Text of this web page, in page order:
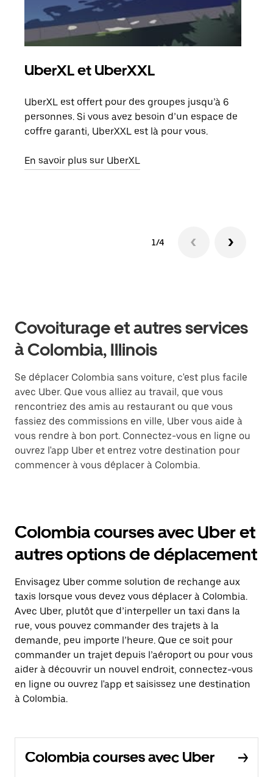
UberXL et UberXXL
UberXL est offert pour des groupes jusqu’à 6
personnes. Si vous avez besoin d’un espace de
coffre garanti, UberXXL est là pour vous.
En savoir plus sur UberXL
1/4
Covoiturage et autres services
à Colombia, Illinois
Se déplacer Colombia sans voiture, c'est plus facile
avec Uber. Que vous alliez au travail, que vous
rencontriez des amis au restaurant ou que vous
fassiez des commissions en ville, Uber vous aide à
vous rendre à bon port. Connectez-vous en ligne ou
ouvrez l'app Uber et entrez votre destination pour
commencer à vous déplacer à Colombia.
Colombia courses avec Uber et
autres options de déplacement
Envisagez Uber comme solution de rechange aux
taxis lorsque vous devez vous déplacer à Colombia.
Avec Uber, plutôt que d’interpeller un taxi dans la
rue, vous pouvez commander des trajets à la
demande, peu importe l’heure. Que ce soit pour
commander un trajet depuis l’aéroport ou pour vous
aider à découvrir un nouvel endroit, connectez-vous
en ligne ou ouvrez l'app et saisissez une destination
à Colombia.
Colombia courses avec Uber